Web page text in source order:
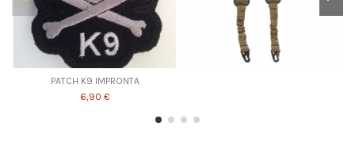
PATCH K9 IMPRONTA
6,90 €